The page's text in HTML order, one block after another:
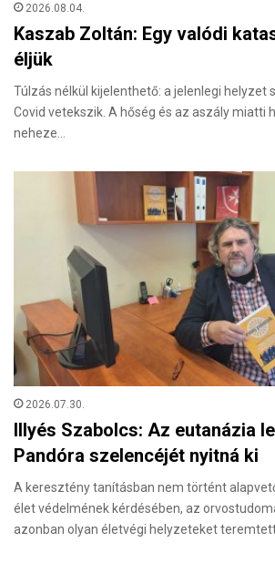
2026.08.04.
Kaszab Zoltán: Egy valódi
éljük
Túlzás nélkül kijelenthető: a jelenlegi helyzet
Covid vetekszik. A hőség és az aszály miatti
neheze…
2026.07.30.
Illyés Szabolcs: Az eutanázia
Pandóra szelencéjét nyitná ki
A keresztény tanításban nem történt
élet védelmének kérdésében, az
azonban olyan életvégi helyzeteket